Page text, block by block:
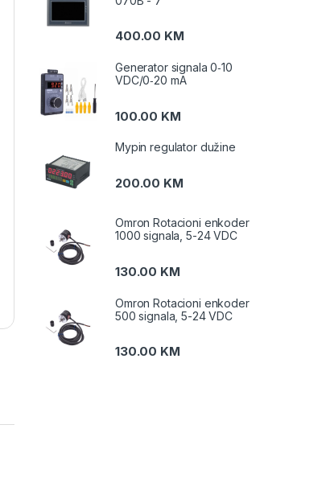
400.00 KM
Generator signala 0‑10
VDC/0‑20 mA
100.00 KM
Mypin regulator dužine
200.00 KM
Omron Rotacioni enkoder
1000 signala, 5-24 VDC
130.00 KM
Omron Rotacioni enkoder
500 signala, 5-24 VDC
130.00 KM